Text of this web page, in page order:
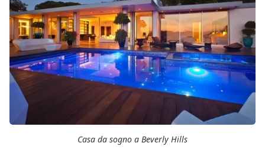
Casa da sogno a Beverly Hills